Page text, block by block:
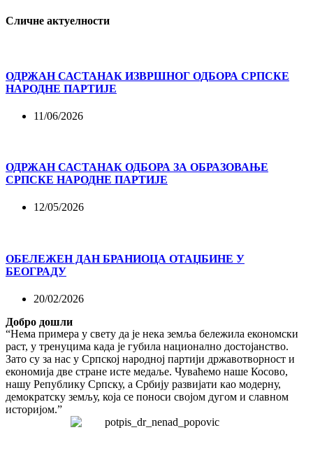
Сличне актуелности
ОДРЖАН САСТАНАК ИЗВРШНОГ ОДБОРА СРПСКЕ
НАРОДНЕ ПАРТИЈЕ
11/06/2026
ОДРЖАН САСТАНАК ОДБОРА ЗА ОБРАЗОВАЊЕ
СРПСКЕ НАРОДНЕ ПАРТИЈЕ
12/05/2026
ОБЕЛЕЖЕН ДАН БРАНИОЦА ОТАЏБИНЕ У
БЕОГРАДУ
20/02/2026
Добро дошли
“Нема примера у свету да је нека земља бележила економски
раст, у тренуцима када је губила национално достојанство.
Зато су за нас у Српској народној партији државотворност и
економија две стране исте медаље. Чуваћемо наше Косово,
нашу Републику Српску, а Србију развијати као модерну,
демократску земљу, која се поноси својом дугом и славном
историјом.”